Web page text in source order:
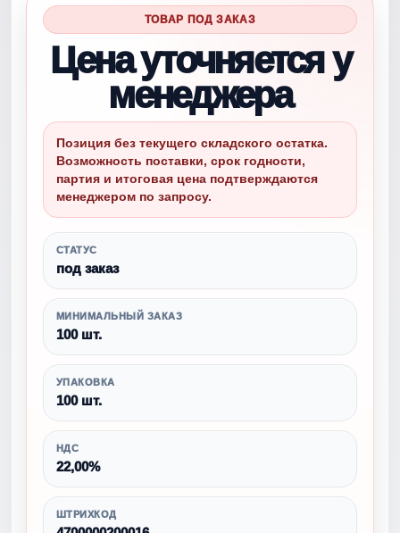
ТОВАР ПОД ЗАКАЗ
Цена уточняется у
менеджера
Позиция без текущего складского остатка.
Возможность поставки, срок годности,
партия и итоговая цена подтверждаются
менеджером по запросу.
СТАТУС
под заказ
МИНИМАЛЬНЫЙ ЗАКАЗ
100 шт.
УПАКОВКА
100 шт.
НДС
22,00%
ШТРИХКОД